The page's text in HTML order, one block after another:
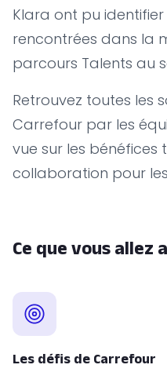
Klara ont pu
rencontrées dans la
parcours Talents au
Retrouvez toutes les
Carrefour par les
vue sur les bénéfices
collaboration pour
Ce que vous allez
Les défis de Carrefour